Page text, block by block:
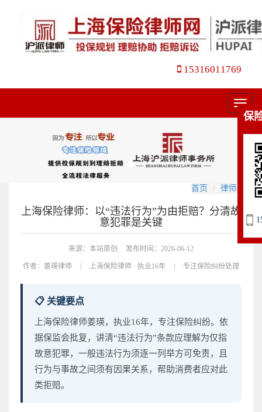
15316011769
菜
单
首页 律师文集
上海保险律师：以“违法行为”为由拒赔？分清故
意犯罪是关键
来源：本站原创 发布时间：2026-06-12
作者： 姜瑛律师 | 上海保险律师 · 执业16年 | 专注保险纠纷处理
📋 关键要点
上海保险律师姜瑛，执业16年，专注保险纠纷。依
据保监会批复，讲清“违法行为”条款应理解为仅指
故意犯罪，一般违法行为须逐一列举方可免责，且
行为与事故之间须有因果关系，帮助消费者应对此
类拒赔。
保